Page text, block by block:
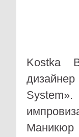
Kostka